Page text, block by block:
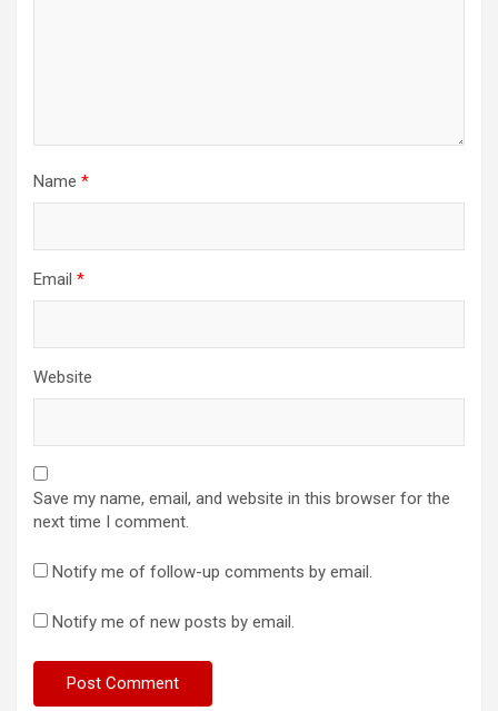
Name *
Email *
Website
Save my name, email, and website in this browser for the
next time I comment.
Notify me of follow-up comments by email.
Notify me of new posts by email.